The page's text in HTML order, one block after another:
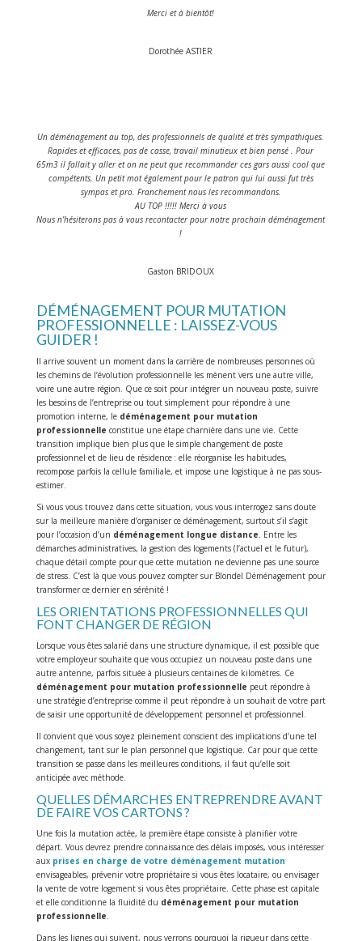
Merci et à bientôt!
Dorothée ASTIER
Un déménagement au top, des professionnels de qualité et très sympathiques.
Rapides et efficaces, pas de casse, travail minutieux et bien pensé . Pour
65m3 il fallait y aller et on ne peut que recommander ces gars aussi cool que
compétents. Un petit mot également pour le patron qui lui aussi fut très
sympas et pro. Franchement nous les recommandons.
AU TOP !!!!! Merci à vous
Nous n’hésiterons pas à vous recontacter pour notre prochain déménagement
!
Gaston BRIDOUX
DÉMÉNAGEMENT POUR MUTATION
PROFESSIONNELLE : LAISSEZ-VOUS
GUIDER !
Il arrive souvent un moment dans la carrière de nombreuses personnes où
les chemins de l’évolution professionnelle les mènent vers une autre ville,
voire une autre région. Que ce soit pour intégrer un nouveau poste, suivre
les besoins de l’entreprise ou tout simplement pour répondre à une
promotion interne, le déménagement pour mutation
professionnelle constitue une étape charnière dans une vie. Cette
transition implique bien plus que le simple changement de poste
professionnel et de lieu de résidence : elle réorganise les habitudes,
recompose parfois la cellule familiale, et impose une logistique à ne pas sous-
estimer.
Si vous vous trouvez dans cette situation, vous vous interrogez sans doute
sur la meilleure manière d’organiser ce déménagement, surtout s’il s’agit
pour l’occasion d’un déménagement longue distance. Entre les
démarches administratives, la gestion des logements (l’actuel et le futur),
chaque détail compte pour que cette mutation ne devienne pas une source
de stress. C’est là que vous pouvez compter sur Blondel Déménagement pour
transformer ce dernier en sérénité !
LES ORIENTATIONS PROFESSIONNELLES QUI
FONT CHANGER DE RÉGION
Lorsque vous êtes salarié dans une structure dynamique, il est possible que
votre employeur souhaite que vous occupiez un nouveau poste dans une
autre antenne, parfois située à plusieurs centaines de kilomètres. Ce
déménagement pour mutation professionnelle peut répondre à
une stratégie d’entreprise comme il peut répondre à un souhait de votre part
de saisir une opportunité de développement personnel et professionnel.
Il convient que vous soyez pleinement conscient des implications d’une tel
changement, tant sur le plan personnel que logistique. Car pour que cette
transition se passe dans les meilleures conditions, il faut qu’elle soit
anticipée avec méthode.
QUELLES DÉMARCHES ENTREPRENDRE AVANT
DE FAIRE VOS CARTONS ?
Une fois la mutation actée, la première étape consiste à planifier votre
départ. Vous devrez prendre connaissance des délais imposés, vous intéresser
aux prises en charge de votre déménagement mutation
envisageables, prévenir votre propriétaire si vous êtes locataire, ou envisager
la vente de votre logement si vous êtes propriétaire. Cette phase est capitale
et elle conditionne la fluidité du déménagement pour mutation
professionnelle.
Dans les lignes qui suivent, nous verrons pourquoi la rigueur dans cette